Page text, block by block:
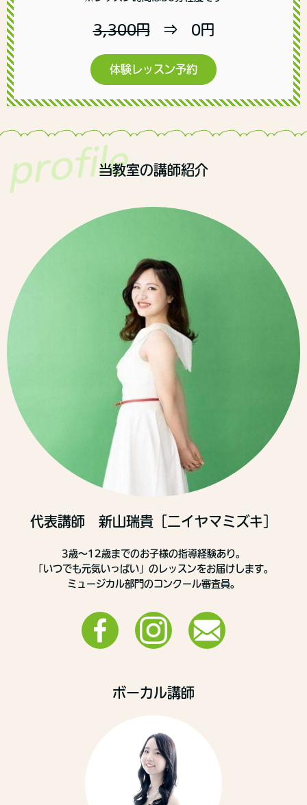
3,300円⇒ 0円
体験レッスン予約
profile当教室の講師紹介
代表講師 新山瑞貴［ニイヤマミズキ］
3歳～12歳までのお子様の指導経験あり。
「いつでも元気いっぱい」のレッスンをお届けします。
ミュージカル部門のコンクール審査員。
ボーカル講師